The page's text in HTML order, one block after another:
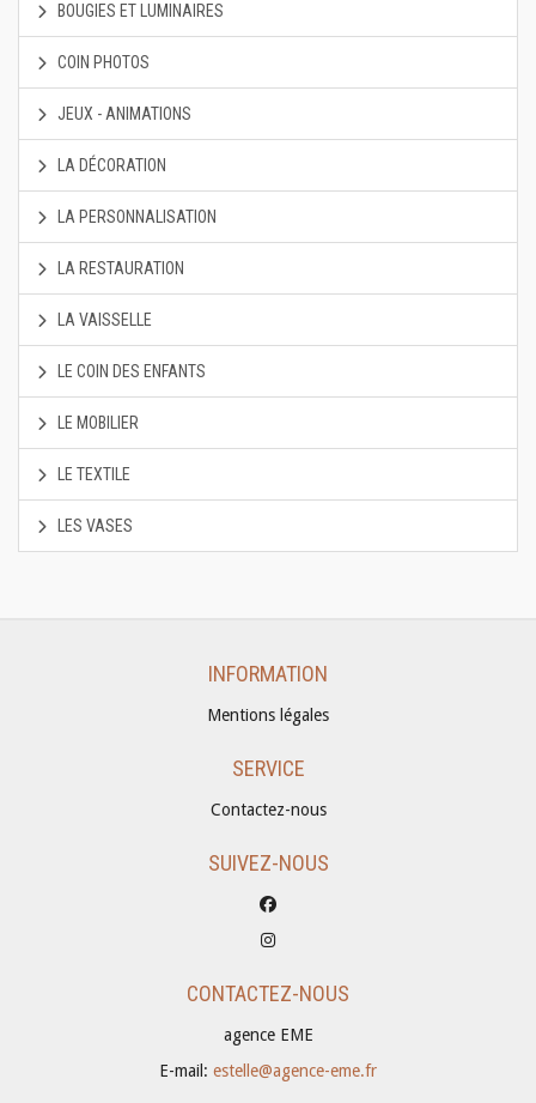
BOUGIES ET LUMINAIRES
COIN PHOTOS
JEUX - ANIMATIONS
LA DÉCORATION
LA PERSONNALISATION
LA RESTAURATION
LA VAISSELLE
LE COIN DES ENFANTS
LE MOBILIER
LE TEXTILE
LES VASES
INFORMATION
Mentions légales
SERVICE
Contactez-nous
SUIVEZ-NOUS
CONTACTEZ-NOUS
agence EME
E-mail: estelle@agence-eme.fr